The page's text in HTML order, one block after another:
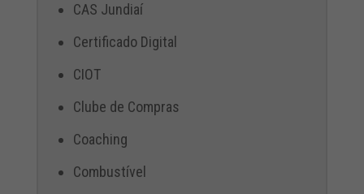
CAS Jundiaí
Certificado Digital
CIOT
Clube de Compras
Coaching
Combustível